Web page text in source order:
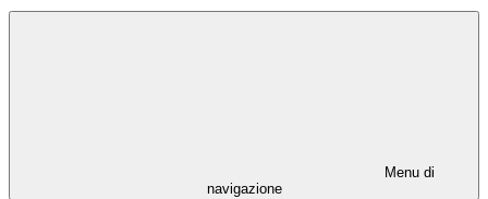
Menu di
navigazione